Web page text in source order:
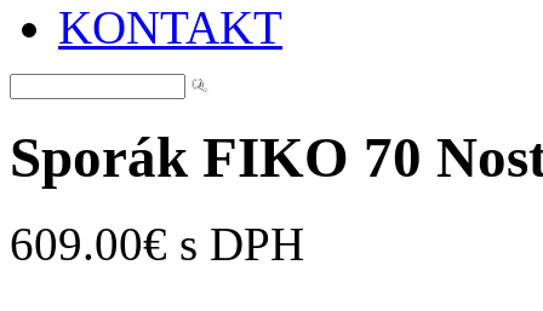
KONTAKT
Sporák FIKO 70
609.00€ s DPH